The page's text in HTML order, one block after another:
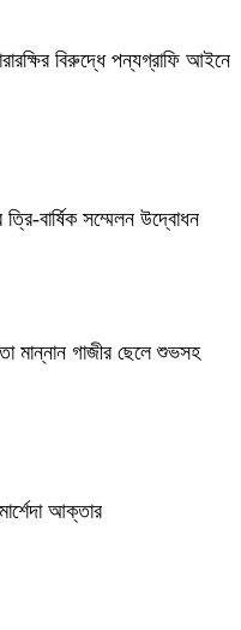
বিরুদ্ধে পন্যগ্রাফি আইনে
বার্ষিক সম্মেলন উদ্বোধন
মান্নান গাজীর ছেলে শুভসহ
আক্তার